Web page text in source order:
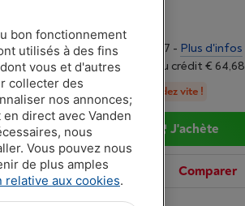
€ 969,00
Ou 24 mensualités de € 43,07 - Plus d'infos
Taux débiteur 6,24%, Coût du crédit € 64,68
Moins de 5 en stock, commandez vite !
J'achète
Comparer
bon fonctionnement
utilisés à des fins
vous et d'autres
collecter des
nos annonces;
direct avec Vanden
nous
Vous pouvez nous
de plus amples
relative aux cookies.